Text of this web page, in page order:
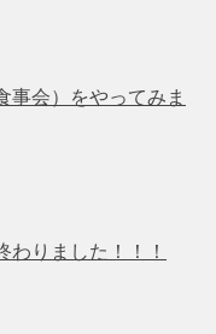
事会）をやってみま
わりました！！！